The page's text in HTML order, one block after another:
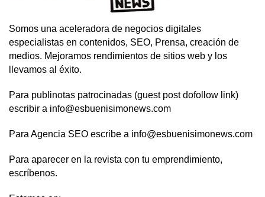
Somos una aceleradora de negocios digitales
especialistas en contenidos, SEO, Prensa, creación de
medios. Mejoramos rendimientos de sitios web y los
llevamos al éxito.
Para publinotas patrocinadas (guest post dofollow link)
escribir a info@esbuenisimonews.com
Para Agencia SEO escribe a info@esbuenisimonews.com
Para aparecer en la revista con tu emprendimiento,
escríbenos.